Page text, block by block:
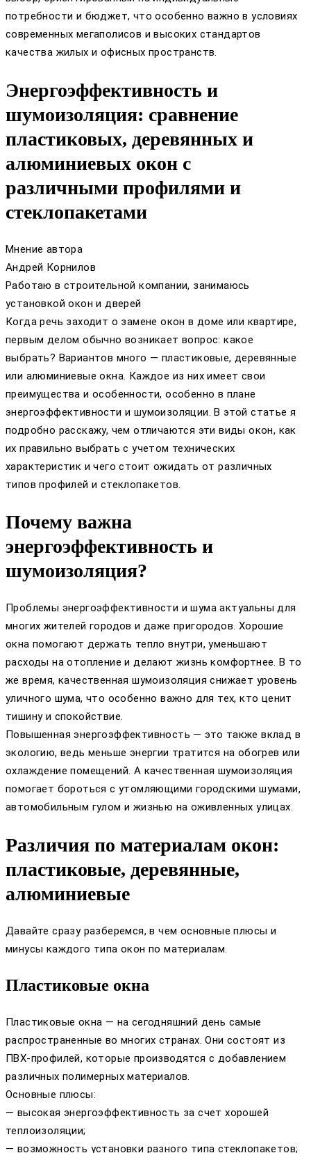
потребности и бюджет, что особенно важно в условиях
современных мегаполисов и высоких стандартов
качества жилых и офисных пространств.
Энергоэффективность и
шумоизоляция: сравнение
пластиковых, деревянных и
алюминиевых окон с
различными профилями и
стеклопакетами
Мнение автора
Андрей Корнилов
Работаю в строительной компании, занимаюсь
установкой окон и дверей
Когда речь заходит о замене окон в доме или квартире,
первым делом обычно возникает вопрос: какое
выбрать? Вариантов много — пластиковые, деревянные
или алюминиевые окна. Каждое из них имеет свои
преимущества и особенности, особенно в плане
энергоэффективности и шумоизоляции. В этой статье я
подробно расскажу, чем отличаются эти виды окон, как
их правильно выбрать с учетом технических
характеристик и чего стоит ожидать от различных
типов профилей и стеклопакетов.
Почему важна
энергоэффективность и
шумоизоляция?
Проблемы энергоэффективности и шума актуальны для
многих жителей городов и даже пригородов. Хорошие
окна помогают держать тепло внутри, уменьшают
расходы на отопление и делают жизнь комфортнее. В то
же время, качественная шумоизоляция снижает уровень
уличного шума, что особенно важно для тех, кто ценит
тишину и спокойствие.
Повышенная энергоэффективность — это также вклад в
экологию, ведь меньше энергии тратится на обогрев или
охлаждение помещений. А качественная шумоизоляция
помогает бороться с утомляющими городскими шумами,
автомобильным гулом и жизнью на оживленных улицах.
Различия по материалам окон:
пластиковые, деревянные,
алюминиевые
Давайте сразу разберемся, в чем основные плюсы и
минусы каждого типа окон по материалам.
Пластиковые окна
Пластиковые окна — на сегодняшний день самые
распространенные во многих странах. Они состоят из
ПВХ-профилей, которые производятся с добавлением
различных полимерных материалов.
Основные плюсы:
— высокая энергоэффективность за счет хорошей
теплоизоляции;
— возможность установки разного типа стеклопакетов;